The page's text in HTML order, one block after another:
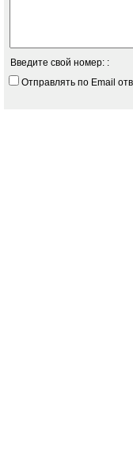
Введите свой номер: :
Отправлять по Email